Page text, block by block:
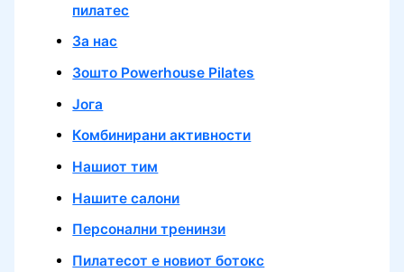
пилатес
За нас
Зошто Powerhouse Pilates
Јога
Комбинирани активности
Нашиот тим
Нашите салони
Персонални тренинзи
Пилатесот е новиот ботокс